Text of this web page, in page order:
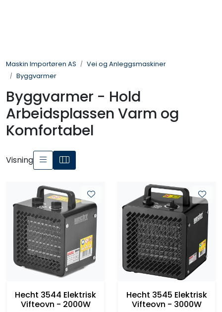
Maskin Importøren AS
Vei og Anleggsmaskiner
Byggvarmer
Byggvarmer - Hold
Arbeidsplassen Varm og
Komfortabel
Visning
Hecht 3544 Elektrisk
Vifteovn - 2000W
Hecht 3545 Elektrisk
Vifteovn - 3000W
Sprøyter
Vei og Anleggsmaskiner
Hageredskaper
Skogsredskaper
Tilbehør
Reservedeler
Leker